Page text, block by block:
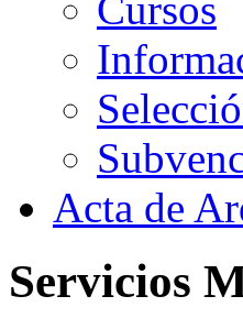
Acta de
Servicios